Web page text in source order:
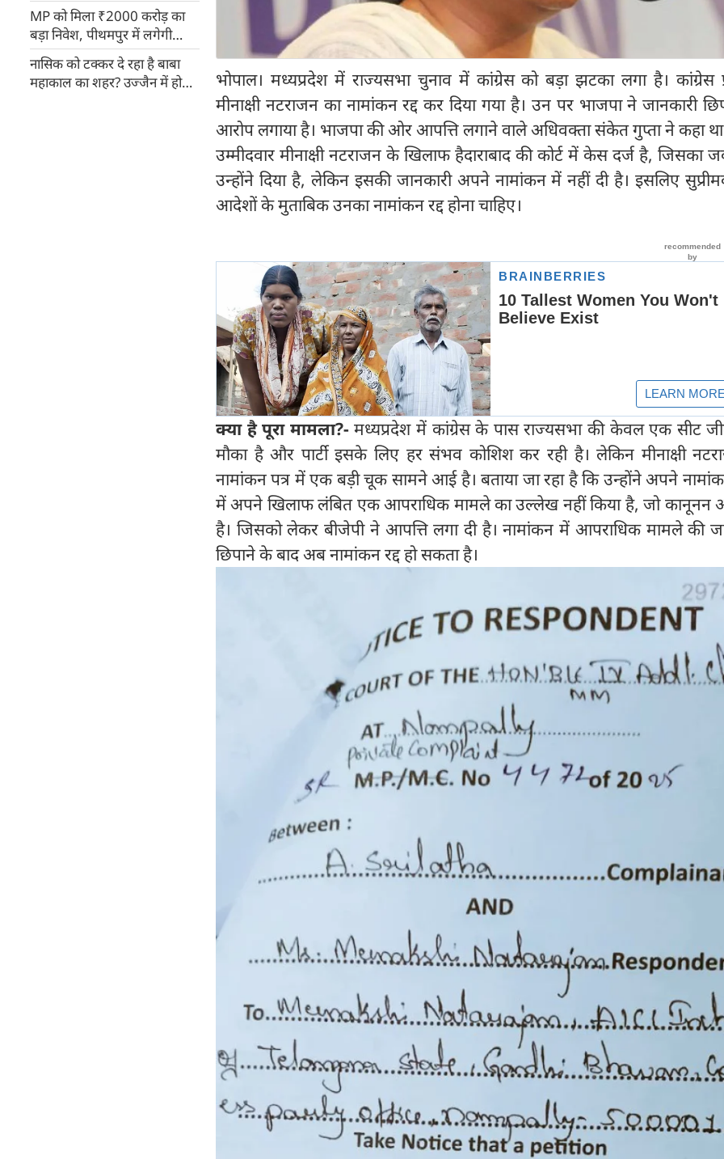
उम्मीदवार की एंट्री से क्रॉस वोटिंग
का खतरा
MP को मिला ₹2000 करोड़ का
बड़ा निवेश, पीथमपुर में लगेगी
हेलियन ग्रुप की पहली फैक्ट्री,
1000 युवाओं को मिलेगा रोजगार
नासिक को टक्कर दे रहा है बाबा
महाकाल का शहर? उज्जैन में हो
भोपाल। मध्यप्रदेश में राज्यसभा चुनाव में कांग्रेस को बड़ा झटका लगा है। कांग्रेस
मीनाक्षी नटराजन का नामांकन रद्द कर दिया गया है। उन पर भाजपा ने जानकारी
आरोप लगाया है। भाजपा की ओर आपत्ति लगाने वाले अधिवक्ता संकेत गुप्ता ने कहा था
उम्मीदवार मीनाक्षी नटराजन के खिलाफ हैदाराबाद की कोर्ट में केस दर्ज है, जिसका
उन्होंने दिया है, लेकिन इसकी जानकारी अपने नामांकन में नहीं दी है। इसलिए
आदेशों के मुताबिक उनका नामांकन रद्द होना चाहिए।
क्या है पूरा मामला?- मध्यप्रदेश में कांग्रेस के पास राज्यसभा की केवल एक सीट
मौका है और पार्टी इसके लिए हर संभव कोशिश कर रही है। लेकिन मीनाक्षी
नामांकन पत्र में एक बड़ी चूक सामने आई है। बताया जा रहा है कि उन्होंने अपने
में अपने खिलाफ लंबित एक आपराधिक मामले का उल्लेख नहीं किया है, जो कानूनन
है। जिसको लेकर बीजेपी ने आपत्ति लगा दी है। नामांकन में आपराधिक मामले की
छिपाने के बाद अब नामांकन रद्द हो सकता है।